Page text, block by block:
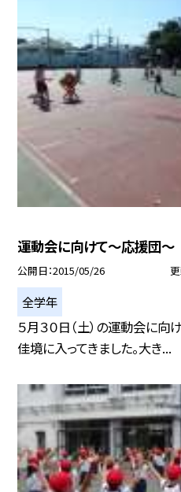
運動会に向けて〜応援団〜
公開日 2015/05/26
全学年
５月３０日（土）の運動会に
佳境に入ってきました。大き...